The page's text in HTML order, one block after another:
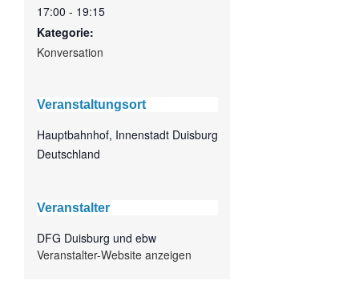
17:00 - 19:15
Kategorie:
Konversation
Veranstaltungsort
Hauptbahnhof, Innenstadt Duisburg
Deutschland
Veranstalter
DFG Duisburg und ebw
Veranstalter-Website anzeigen